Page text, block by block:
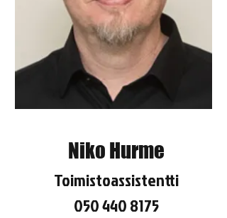
Niko Hurme
Toimistoassistentti
050 440 8175